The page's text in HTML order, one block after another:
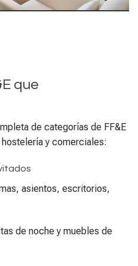
que
de categorías de FF&E
y comerciales:
asientos, escritorios,
de noche y muebles de